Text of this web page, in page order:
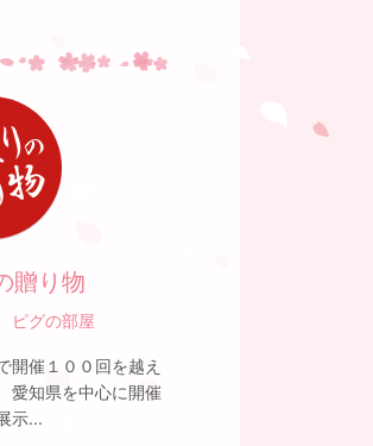
贈り物
ピグの部屋
開催１００回を越え
愛知県を中心に開催
示...